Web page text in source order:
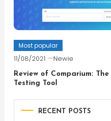
Most popular
11/08/2021 Newie
Review of Comparium:
Testing Tool
RECENT POSTS